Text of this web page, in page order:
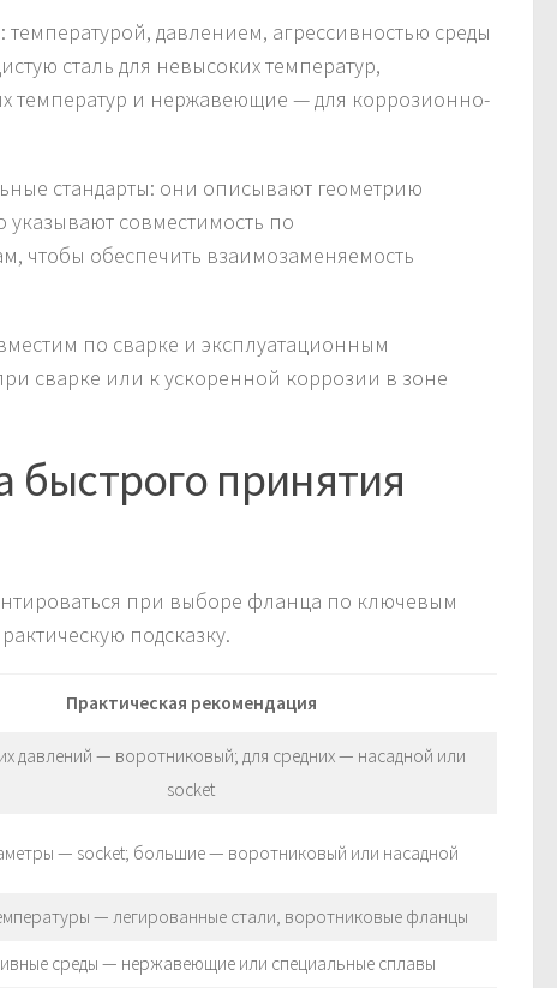
давлением, агрессивностью среды
сталь для невысоких температур,
и нержавеющие — для коррозионно-
стандарты: они описывают геометрию
совместимость по
чтобы обеспечить взаимозаменяемость
по сварке и эксплуатационным
сварке или к ускоренной коррозии в зоне
быстрого принятия
при выборе фланца по ключевым
подсказку.
Практическая рекомендация
давлений — воротниковый; для средних — насадной или
socket
— socket; большие — воротниковый или насадной
— легированные стали, воротниковые фланцы
среды — нержавеющие или специальные сплавы